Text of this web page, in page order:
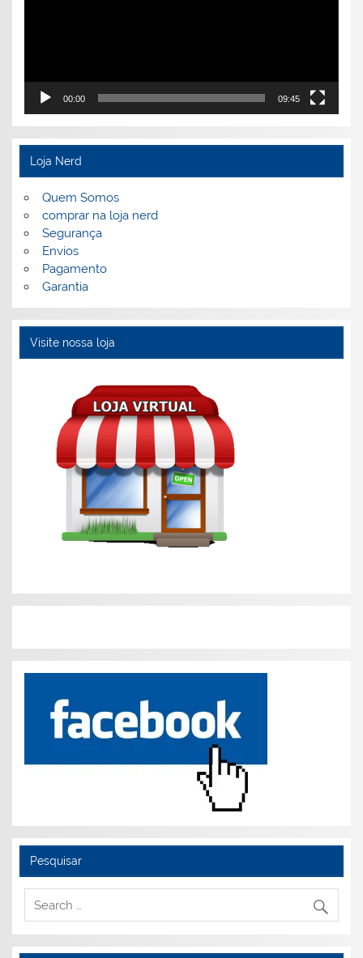
00:00 09:45
Loja Nerd
Quem Somos
comprar na loja nerd
Segurança
Envios
Pagamento
Garantia
Visite nossa loja
Pesquisar